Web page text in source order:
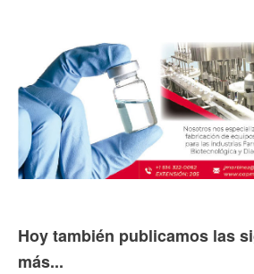
Hoy también publicamos las
más...